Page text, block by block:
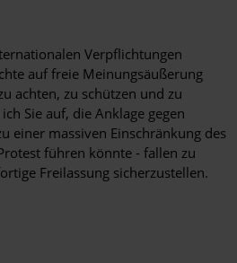
Verpflichtungen
auf freie Meinungsäußerung
achten, zu schützen und zu
Sie auf, die Anklage gegen
einer massiven Einschränkung des
führen könnte - fallen zu
Freilassung sicherzustellen.